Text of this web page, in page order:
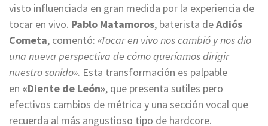
visto influenciada en gran medida por la experiencia de
tocar en vivo. Pablo Matamoros, baterista deAdiós
Cometa, comentó: «Tocar en vivo nos cambió y nos dio
una nueva perspectiva de cómo queríamos dirigir
nuestro sonido». Esta transformación es palpable
en «Diente de León», que presenta sutiles pero
efectivos cambios de métrica y una sección vocal que
recuerda al más angustioso tipo de hardcore.